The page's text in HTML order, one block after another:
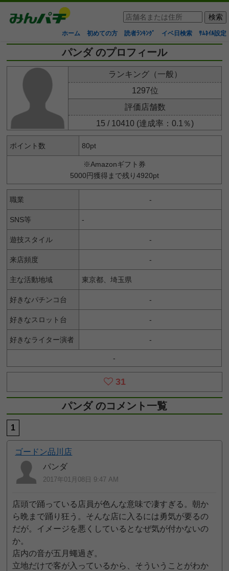
ホーム 初めての方 読者ﾗﾝｷﾝｸﾞ イベ日検索 ｻﾑﾈｲﾙ設定
パンダ のプロフィール
ランキング（一般）
1297位
評価店舗数
15 / 10410 (達成率：0.1％)
ポイント数 80pt
※Amazonギフト券
5000円獲得まで残り4920pt
職業 -
SNS等 -
遊技スタイル -
来店頻度 -
主な活動地域 東京都、埼玉県
好きなパチンコ台 -
好きなスロット台 -
好きなライター演者 -
-
31
パンダ のコメント一覧
1
ゴードン品川店
パンダ
2017年01月08日 9:47 AM
店頭で踊っている店員が色んな意味で凄すぎる。朝か
ら晩まで踊り狂う。そんな店に入るには勇気が要るの
だが。イメージを悪くしているとなぜ気が付かないの
か。
店内の音が五月蠅過ぎ。
立地だけで客が入っているから、そういうことがわか